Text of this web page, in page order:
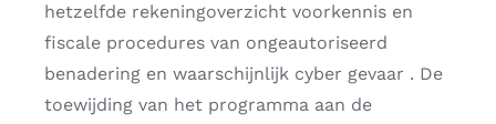
hetzelfde rekeningoverzicht voorkennis en
fiscale procedures van ongeautoriseerd
benadering en waarschijnlijk cyber gevaar . De
toewijding van het programma aan de